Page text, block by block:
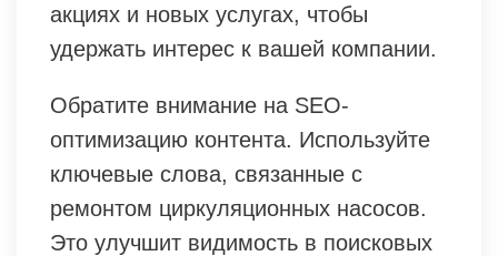
акциях и новых услугах, чтобы
удержать интерес к вашей компании.
Обратите внимание на SEO-
оптимизацию контента. Используйте
ключевые слова, связанные с
ремонтом циркуляционных насосов.
Это улучшит видимость в поисковых